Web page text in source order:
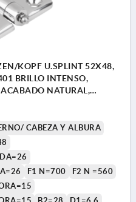
KOPF U.SPLINT 52X48,
BRILLO INTENSO,
NATURAL,
CABEZA Y ALBURA
F1 N=700
F2 N =560